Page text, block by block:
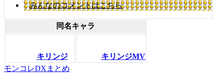
みんなのコメントはこちら
同名キャラ
キリンジ
キリンジMV
モンコレDXまとめ